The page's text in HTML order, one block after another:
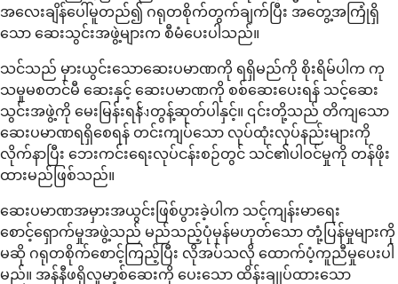
အလေးချိန်ပေါ်မူတည်၍ ဂရုတစိုက်တွက်ချက်ပြီး အတွေ့အကြုံရှိ
သော ဆေးသွင်းအဖွဲ့များက စီမံပေးပါသည်။
သင်သည် မှားယွင်းသောဆေးပမာဏကို ရရှိမည်ကို စိုးရိမ်ပါက ကု
သမှုမစတင်မီ ဆေးနှင့် ဆေးပမာဏကို စစ်ဆေးပေးရန် သင့်ဆေး
သွင်းအဖွဲ့ကို မေးမြန်းရန်ังတွန့်ဆုတ်ပါနှင့်။ ၎င်းတို့သည် တိကျသော
ဆေးပမာဏရရှိစေရန် တင်းကျပ်သော လုပ်ထုံးလုပ်နည်းများကို
လိုက်နာပြီး ဘေးကင်းရေးလုပ်ငန်းစဉ်တွင် သင်၏ပါဝင်မှုကို တန်ဖိုး
ထားမည်ဖြစ်သည်။
ဆေးပမာဏအမှားအယွင်းဖြစ်ပွားခဲ့ပါက သင့်ကျန်းမာရေး
စောင့်ရှောက်မှုအဖွဲ့သည် မည်သည့်ပုံမှန်မဟုတ်သော တုံ့ပြန်မှုများကို
မဆို ဂရုတစိုက်စောင့်ကြည့်ပြီး လိုအပ်သလို ထောက်ပံ့ကူညီမှုပေးပါ
မည်။ အန်နီဖရိုလူမာ့စ်ဆေးကို ပေးသော ထိန်းချုပ်ထားသော